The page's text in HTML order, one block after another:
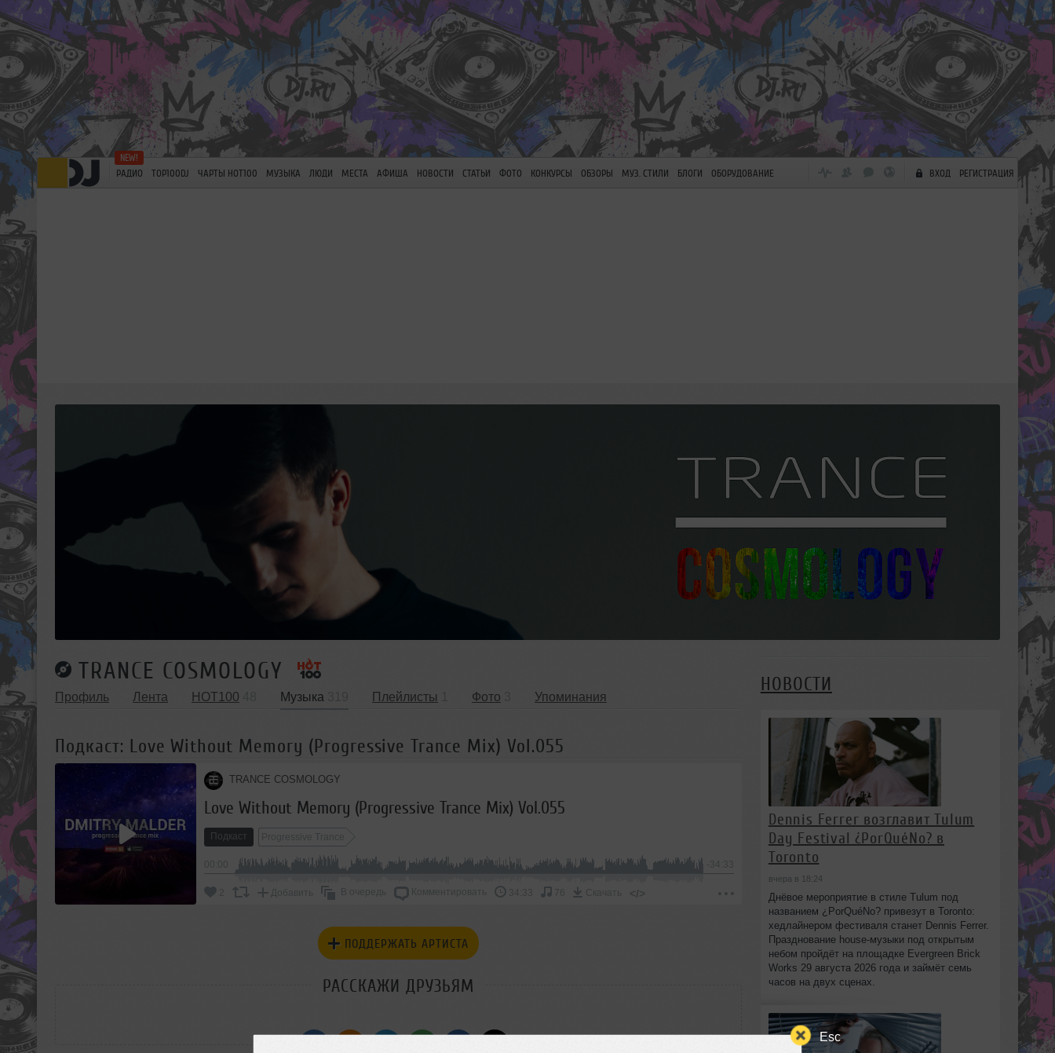
Esc
РАДИО TOP100DJ ЧАРТЫ HOT100 МУЗЫКА ЛЮДИ МЕСТА АФИША НОВОСТИ СТАТЬИ ФОТО КОНКУРСЫ ОБЗОРЫ МУЗ. СТИЛИ БЛОГИ ОБОРУДОВАНИЕ ВХОД РЕГИСТРАЦИЯ
TRANCE COSMOLOGY
Профиль Лента HOT100 Музыка Плейлисты Фото Упоминания
Подкаст: Love Without Memory (Progressive Trance Mix) Vol.055
TRANCE COSMOLOGY
Love Without Memory (Progressive Trance Mix) Vol.055
Подкаст Progressive Trance
-34:33
2 Добавить В очередь Комментировать 34:33 76 Скачать </>
ПОДДЕРЖАТЬ АРТИСТА
РАССКАЖИ ДРУЗЬЯМ
НОВОСТИ
Dennis Ferrer возглавит Tulum
Day Festival ¿PorQuéNo? в
Toronto
вчера в 18:24
Днёвое мероприятие в стиле Tulum под
названием ¿PorQuéNo? привезут в Toronto:
хедлайнером фестиваля станет Dennis Ferrer.
Празднование house-музыки под открытым
небом пройдёт на площадке Evergreen Brick
Works 29 августа 2026 года и займёт семь
часов на двух сценах.